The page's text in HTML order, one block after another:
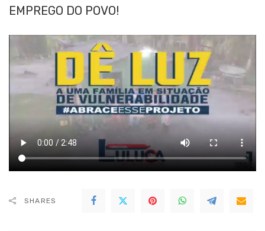
EMPREGO DO POVO!
SHARES